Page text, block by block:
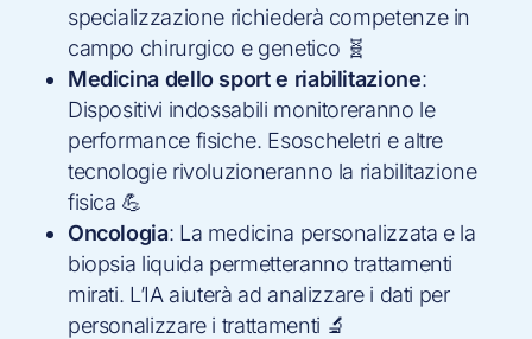
specializzazione richiederà competenze in
campo chirurgico e genetico 🧬
Medicina dello sport e riabilitazione:
Dispositivi indossabili monitoreranno le
performance fisiche. Esoscheletri e altre
tecnologie rivoluzioneranno la riabilitazione
fisica 💪
Oncologia: La medicina personalizzata e la
biopsia liquida permetteranno trattamenti
mirati. L’IA aiuterà ad analizzare i dati per
personalizzare i trattamenti 🔬